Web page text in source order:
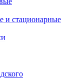
и стационарные